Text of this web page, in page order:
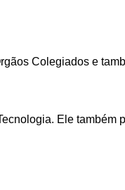
Colegiados e
Ele também